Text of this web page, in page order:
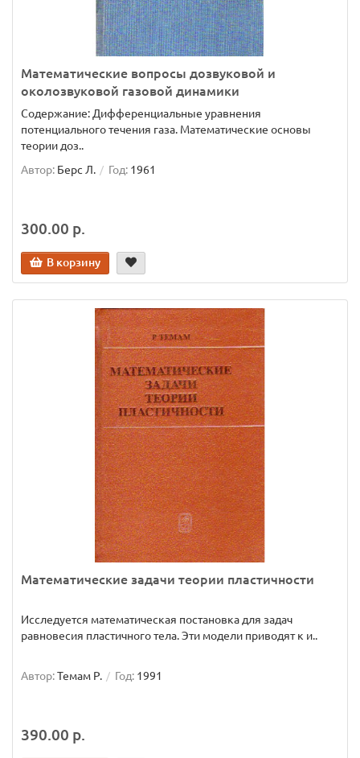
Математические вопросы дозвуковой и
околозвуковой газовой динамики
Содержание: Дифференциальные уравнения
потенциального течения газа. Математические основы
теории доз..
Автор: Берс Л. Год: 1961
300.00 р.
В корзину
Математические задачи теории пластичности
Исследуется математическая постановка для задач
равновесия пластичного тела. Эти модели приводят к и..
Автор:Темам Р. Год: 1991
390.00 р.